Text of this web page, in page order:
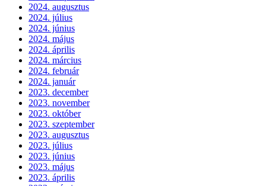
2024. augusztus
2024. július
2024. június
2024. május
2024. április
2024. március
2024. február
2024. január
2023. december
2023. november
2023. október
2023. szeptember
2023. augusztus
2023. július
2023. június
2023. május
2023. április